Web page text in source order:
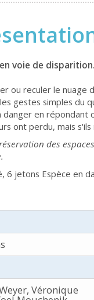
voie de disparition.
ou reculer le
gestes simples du
danger en
ont perdu, mais
des
jetons Espèce en
Véronique